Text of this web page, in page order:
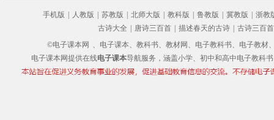
手机版 人教版 苏教版 北师大版 教科版 鲁教版 冀教版
浙教
古诗大全
唐诗三百首 描述春天的古诗
古诗三百首
©电子课本网 、电子课本、教科书、教材网、电子教科书、电子教材
电子课本网提供在线电子课本导航服务，涵盖小学、初中和高中电子教科